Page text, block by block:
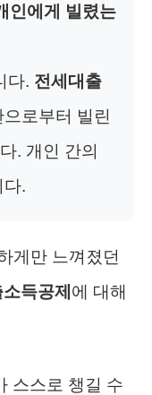
인에게 빌렸는
다. 전세대출
로부터 빌린
. 개인 간의
다.
게만 느껴졌던
득공제 에 대해
스스로 챙길 수